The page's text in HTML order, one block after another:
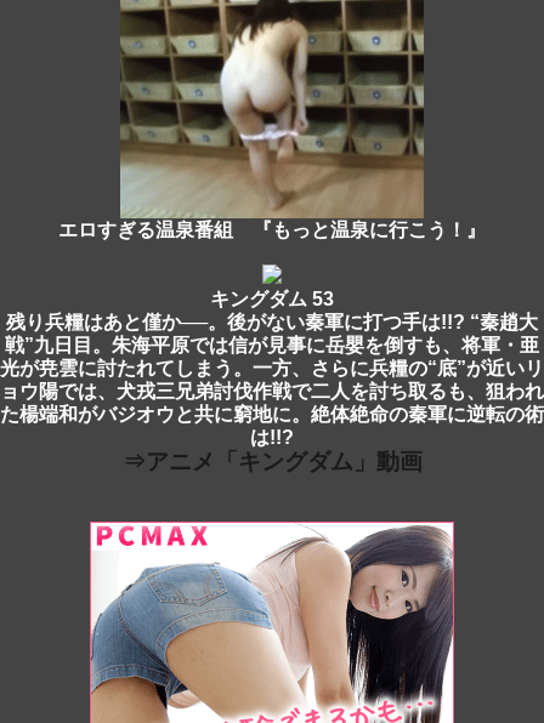
エロすぎる温泉番組 『もっと温泉に行こう！』
キングダム 53
残り兵糧はあと僅か──。後がない秦軍に打つ手は!!? “秦趙大
戦”九日目。朱海平原では信が見事に岳嬰を倒すも、将軍・亜
光が尭雲に討たれてしまう。一方、さらに兵糧の“底”が近いリ
ョウ陽では、犬戎三兄弟討伐作戦で二人を討ち取るも、狙われ
た楊端和がバジオウと共に窮地に。絶体絶命の秦軍に逆転の術
は!!?
⇒アニメ「キングダム」動画